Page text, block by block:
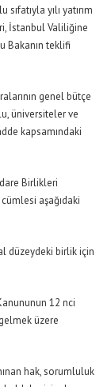
yılı yatırım
İstanbul Valiliğine
Bakanın teklifi
genel bütçe
üniversiteler ve
kapsamındaki
Birlikleri
aşağıdaki
düzeydeki birlik için
12 nci
üzere
hak, sorumluluk